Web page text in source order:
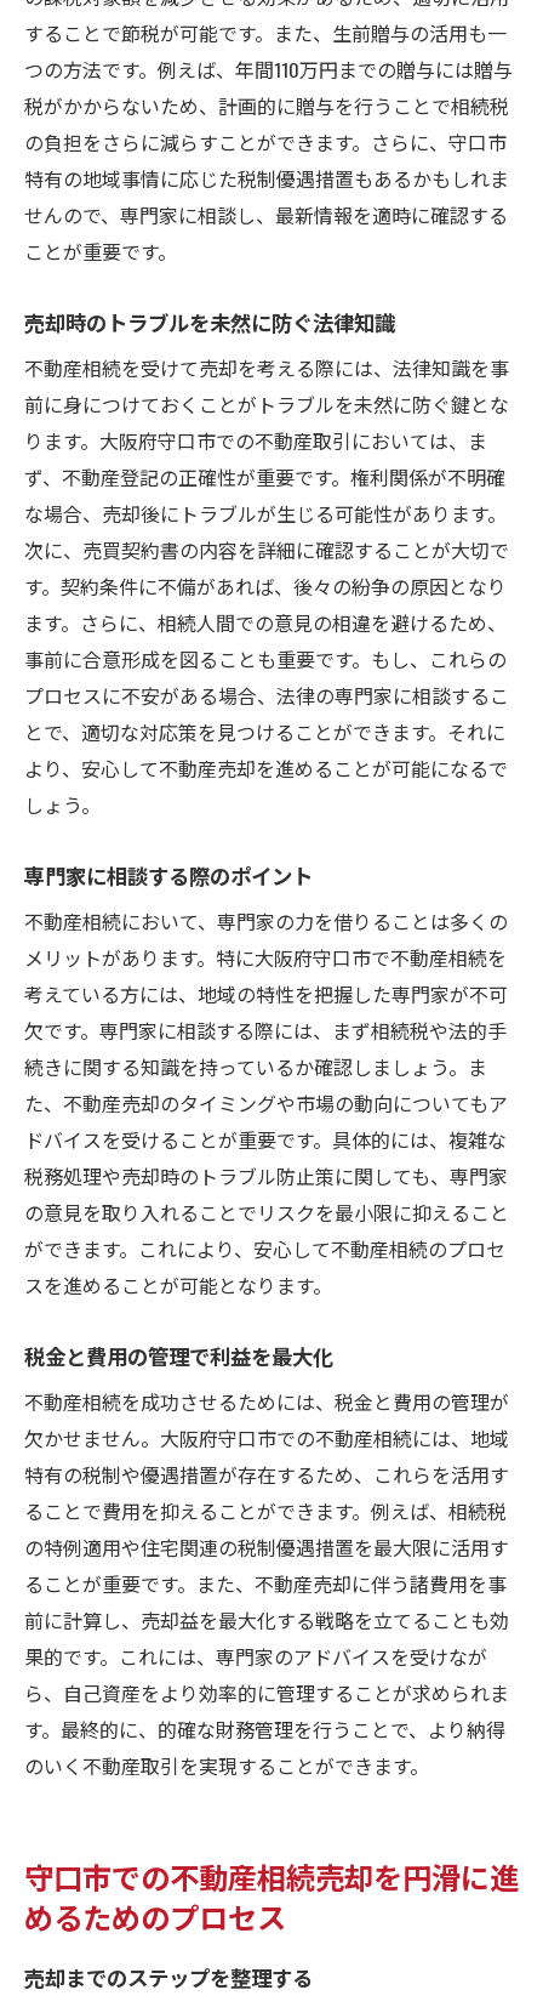
することで節税が可能です。また、生前贈与の活用も一
つの方法です。例えば、年間110万円までの贈与には贈与
税がかからないため、計画的に贈与を行うことで相続税
の負担をさらに減らすことができます。さらに、守口市
特有の地域事情に応じた税制優遇措置もあるかもしれま
せんので、専門家に相談し、最新情報を適時に確認する
ことが重要です。
売却時のトラブルを未然に防ぐ法律知識
不動産相続を受けて売却を考える際には、法律知識を事
前に身につけておくことがトラブルを未然に防ぐ鍵とな
ります。大阪府守口市での不動産取引においては、ま
ず、不動産登記の正確性が重要です。権利関係が不明確
な場合、売却後にトラブルが生じる可能性があります。
次に、売買契約書の内容を詳細に確認することが大切で
す。契約条件に不備があれば、後々の紛争の原因となり
ます。さらに、相続人間での意見の相違を避けるため、
事前に合意形成を図ることも重要です。もし、これらの
プロセスに不安がある場合、法律の専門家に相談するこ
とで、適切な対応策を見つけることができます。それに
より、安心して不動産売却を進めることが可能になるで
しょう。
専門家に相談する際のポイント
不動産相続において、専門家の力を借りることは多くの
メリットがあります。特に大阪府守口市で不動産相続を
考えている方には、地域の特性を把握した専門家が不可
欠です。専門家に相談する際には、まず相続税や法的手
続きに関する知識を持っているか確認しましょう。ま
た、不動産売却のタイミングや市場の動向についてもア
ドバイスを受けることが重要です。具体的には、複雑な
税務処理や売却時のトラブル防止策に関しても、専門家
の意見を取り入れることでリスクを最小限に抑えること
ができます。これにより、安心して不動産相続のプロセ
スを進めることが可能となります。
税金と費用の管理で利益を最大化
不動産相続を成功させるためには、税金と費用の管理が
欠かせません。大阪府守口市での不動産相続には、地域
特有の税制や優遇措置が存在するため、これらを活用す
ることで費用を抑えることができます。例えば、相続税
の特例適用や住宅関連の税制優遇措置を最大限に活用す
ることが重要です。また、不動産売却に伴う諸費用を事
前に計算し、売却益を最大化する戦略を立てることも効
果的です。これには、専門家のアドバイスを受けなが
ら、自己資産をより効率的に管理することが求められま
す。最終的に、的確な財務管理を行うことで、より納得
のいく不動産取引を実現することができます。
守口市での不動産相続売却を円滑に進
めるためのプロセス
売却までのステップを整理する